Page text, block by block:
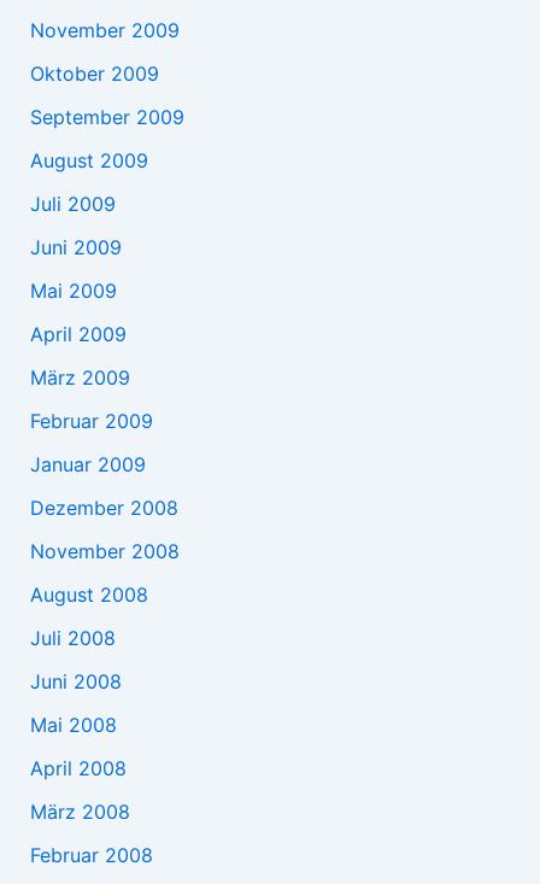
November 2009
Oktober 2009
September 2009
August 2009
Juli 2009
Juni 2009
Mai 2009
April 2009
März 2009
Februar 2009
Januar 2009
Dezember 2008
November 2008
August 2008
Juli 2008
Juni 2008
Mai 2008
April 2008
März 2008
Februar 2008